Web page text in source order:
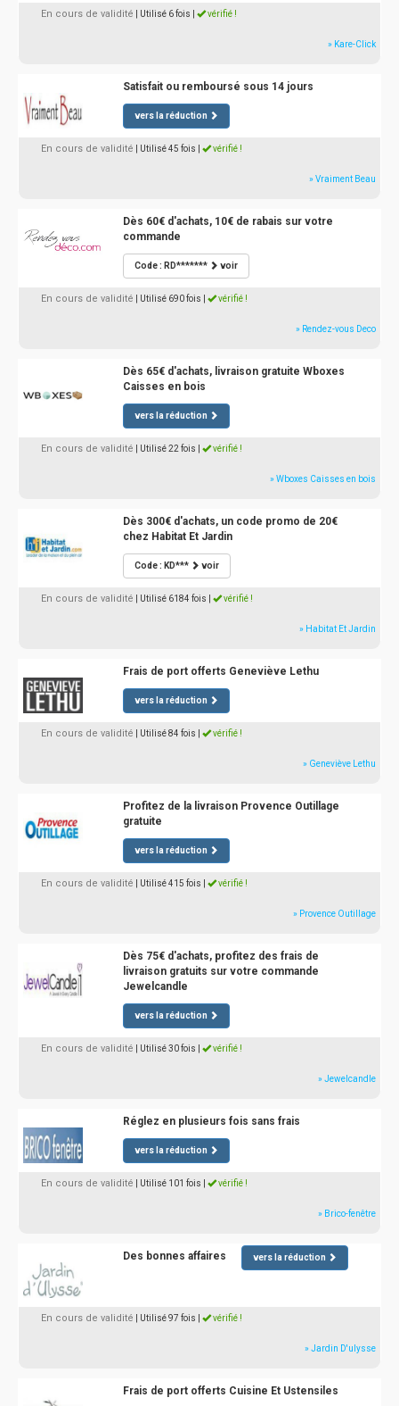
En cours de validité | Utilisé 6 fois vérifié !
» Kare-Click
Satisfait ou remboursé sous 14 jours
vers la réduction
En cours de validité | Utilisé 45 fois vérifié !
» Vraiment Beau
Dès 60€ d'achats, 10€ de rabais sur votre
commande
Code : RD******* voir
En cours de validité | Utilisé 690 fois vérifié !
» Rendez-vous Deco
Dès 65€ d'achats, livraison gratuite Wboxes
Caisses en bois
vers la réduction
En cours de validité | Utilisé 22 fois vérifié !
» Wboxes Caisses en bois
Dès 300€ d'achats, un code promo de 20€
chez Habitat Et Jardin
Code : KD*** voir
En cours de validité | Utilisé 6184 fois vérifié !
» Habitat Et Jardin
Frais de port offerts Geneviève Lethu
vers la réduction
En cours de validité | Utilisé 84 fois vérifié !
» Geneviève Lethu
Profitez de la livraison Provence Outillage
gratuite
vers la réduction
En cours de validité | Utilisé 415 fois vérifié !
» Provence Outillage
Dès 75€ d'achats, profitez des frais de
livraison gratuits sur votre commande
Jewelcandle
vers la réduction
En cours de validité | Utilisé 30 fois vérifié !
» Jewelcandle
Réglez en plusieurs fois sans frais
vers la réduction
En cours de validité | Utilisé 101 fois vérifié !
» Brico-fenêtre
Des bonnes affaires vers la réduction
En cours de validité | Utilisé 97 fois vérifié !
» Jardin D'ulysse
Frais de port offerts Cuisine Et Ustensiles